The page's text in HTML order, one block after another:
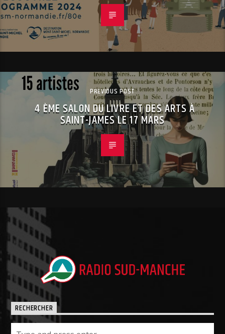
PREVIOUS POST
4 ÈME SALON DU LIVRE ET DES ARTS À
SAINT-JAMES LE 17 MARS
RECHERCHER